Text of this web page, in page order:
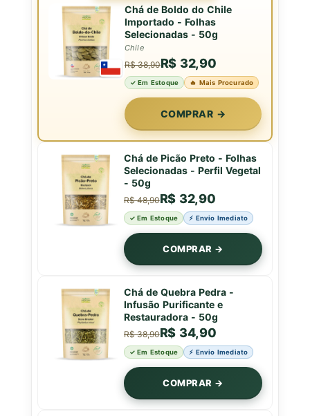
Chá de Boldo do Chile
Importado - Folhas
Selecionadas - 50g
Chile
R$ 38,90R$ 32,90
✓ Em Estoque 🔥 Mais Procurado
COMPRAR →
Chá de Picão Preto - Folhas
Selecionadas - Perfil Vegetal
- 50g
R$ 48,90R$ 32,90
✓ Em Estoque ⚡ Envio Imediato
COMPRAR →
Chá de Quebra Pedra -
Infusão Purificante e
Restauradora - 50g
R$ 38,90R$ 34,90
✓ Em Estoque ⚡ Envio Imediato
COMPRAR →